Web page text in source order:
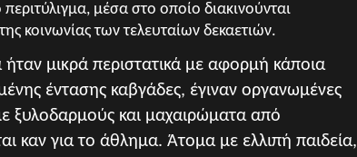
μέσα στο οποίο διακινούνται
κοινωνίας των τελευταίων δεκαετιών.
μικρά περιστατικά με αφορμή κάποια
έντασης καβγάδες, έγιναν οργανωμένες
ξυλοδαρμούς και μαχαιρώματα από
καν για το άθλημα. Άτομα με ελλιπή παιδεία,